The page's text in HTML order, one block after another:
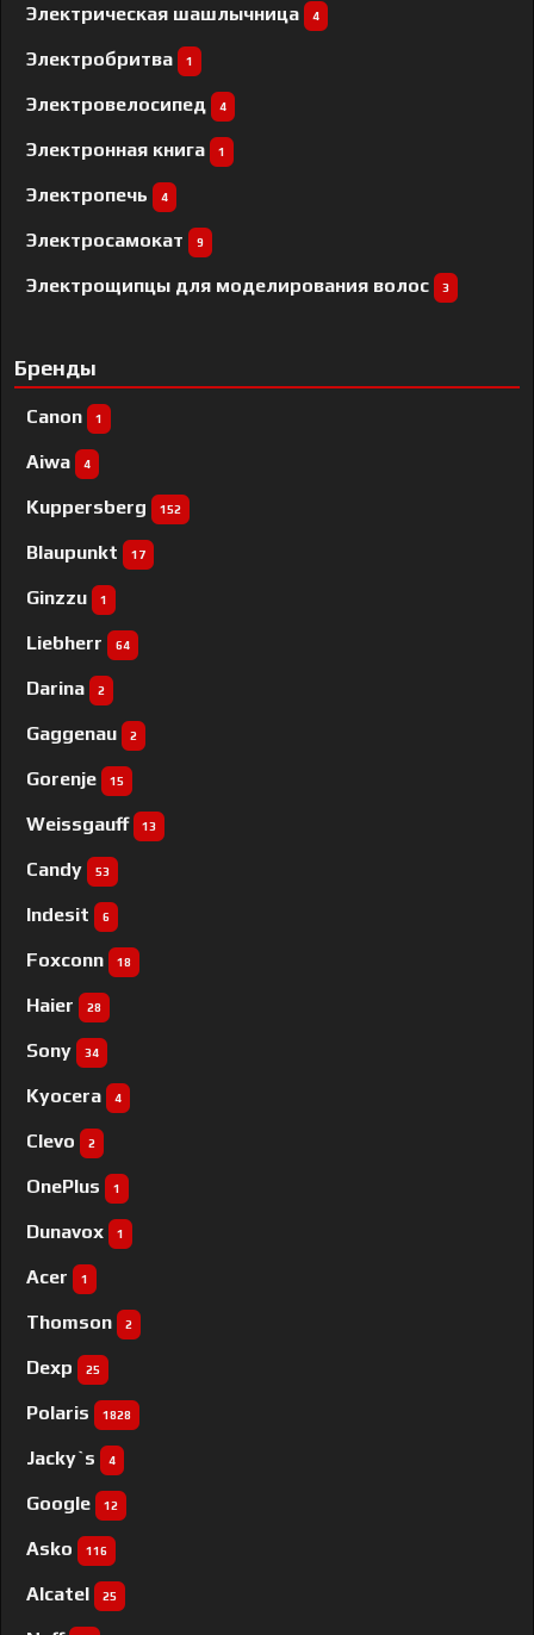
Электрическая шашлычница 4
Электробритва 1
Электровелосипед 4
Электронная книга 1
Электропечь 4
Электросамокат 9
Электрощипцы для моделирования волос 3
Бренды
Canon 1
Aiwa 4
Kuppersberg 152
Blaupunkt 17
Ginzzu 1
Liebherr 64
Darina 2
Gaggenau 2
Gorenje 15
Weissgauff 13
Candy 53
Indesit 6
Foxconn 18
Haier 28
Sony 34
Kyocera 4
Clevo 2
OnePlus 1
Dunavox 1
Acer 1
Thomson 2
Dexp 25
Polaris 1828
Jacky`s 4
Google 12
Asko 116
Alcatel 25